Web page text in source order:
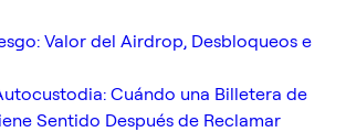
Valor del Airdrop, Desbloqueos e
Cuándo una Billetera de
Sentido Después de Reclamar